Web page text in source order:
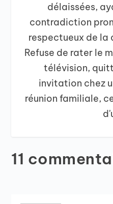
délaissées,
contradiction
respectueux de la
Refuse de rater le
télévision,
invitation chez
réunion familiale,
11